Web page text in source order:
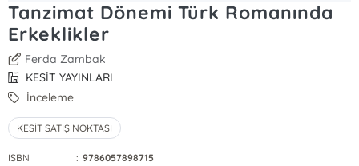
Tanzimat Dönemi Türk Romanında
Erkeklikler
Ferda Zambak
KESİT YAYINLARI
İnceleme
KESİT SATIŞ NOKTASI
ISBN : 9786057898715